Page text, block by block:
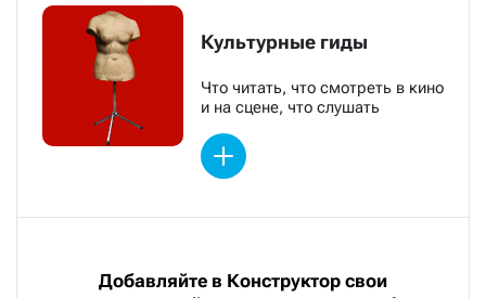
Культурные гиды
Что читать, что смотреть в кино
и на сцене, что слушать
Добавляйте в Конструктор свои